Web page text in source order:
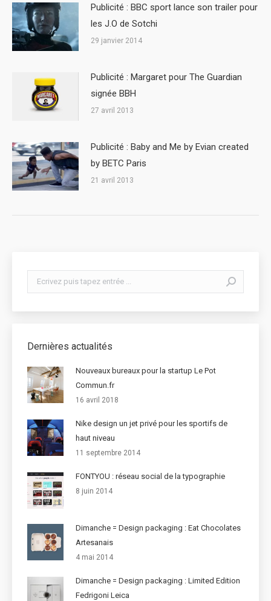
Publicité : BBC sport lance son trailer pour
les J.O de Sotchi
29 janvier 2014
Publicité : Margaret pour The Guardian
signée BBH
27 avril 2013
Publicité : Baby and Me by Evian created
by BETC Paris
21 avril 2013
Dernières actualités
Nouveaux bureaux pour la startup Le Pot
Commun.fr
16 avril 2018
Nike design un jet privé pour les sportifs de
haut niveau
11 septembre 2014
FONTYOU : réseau social de la typographie
8 juin 2014
Dimanche = Design packaging : Eat Chocolates
Artesanais
4 mai 2014
Dimanche = Design packaging : Limited Edition
Fedrigoni Leica